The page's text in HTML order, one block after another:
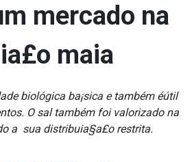
mercado na
maia
biológica ba¡sica e também éútil
O sal também foi valorizado na
a sua distribuia§a£o restrita.